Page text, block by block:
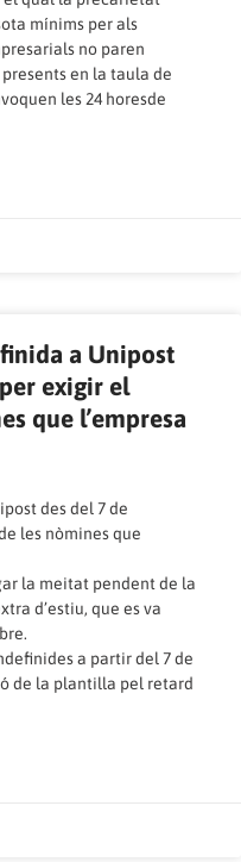
mínims per als
no paren
en la taula de
les 24 horesde
a Unipost
exigir el
que l’empresa
des del 7 de
les nòmines que
la meitat pendent de la
d’estiu, que es va
a partir del 7 de
de la plantilla pel retard